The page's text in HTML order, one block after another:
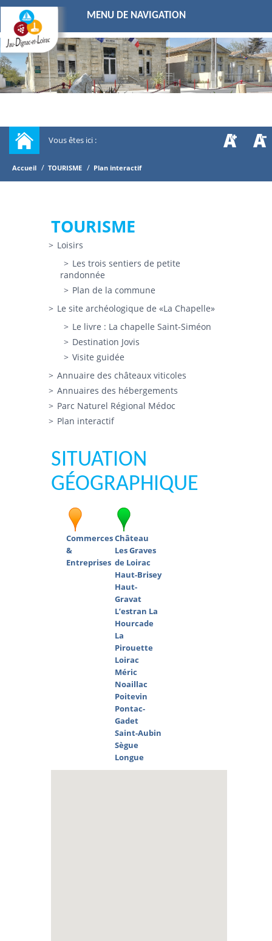
MENU DE NAVIGATION
Vous êtes ici :
Accueil / TOURISME / Plan interactif
TOURISME
Loisirs
Les trois sentiers de petite
randonnée
Plan de la commune
Le site archéologique de «La Chapelle»
Le livre : La chapelle Saint-Siméon
Destination Jovis
Visite guidée
Annuaire des châteaux viticoles
Annuaires des hébergements
Parc Naturel Régional Médoc
Plan interactif
SITUATION
GÉOGRAPHIQUE
Commerces
&
Entreprises
Château
Les Graves
de Loirac
Haut-Brisey
Haut-
Gravat
L’estran La
Hourcade
La
Pirouette
Loirac
Méric
Noaillac
Poitevin
Pontac-
Gadet
Saint-Aubin
Sègue
Longue